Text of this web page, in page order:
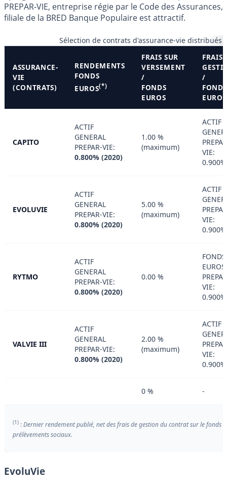
PREPAR-VIE, entreprise régie par le Code des Assurances,
filiale de la BRED Banque Populaire est attractif.
Sélection de contrats d'assurance-vie distribués
ASSURANCE-
VIE
(CONTRATS)
RENDEMENTS
FONDS
EUROS(*)
FRAIS SUR
VERSEMENT
/
FONDS
EUROS
FRAIS
/
FONDS
EUROS
CAPITO
ACTIF
GENERAL
PREPAR-VIE:
0.800% (2020)
1.00 %
(maximum)
ACTIF
VIE:
0.900%
EVOLUVIE
ACTIF
GENERAL
PREPAR-VIE:
0.800% (2020)
5.00 %
(maximum)
ACTIF
VIE:
0.900%
RYTMO
ACTIF
GENERAL
PREPAR-VIE:
0.800% (2020)
0.00 %
FONDS
EUROS
PREPAR
VIE:
0.900%
VALVIE III
ACTIF
GENERAL
PREPAR-VIE:
0.800% (2020)
2.00 %
(maximum)
ACTIF
VIE:
0.900%
0 % -
(1) :Dernier rendement publié, net des frais de gestion du contrat sur le fonds
prélèvements sociaux.
EvoluVie